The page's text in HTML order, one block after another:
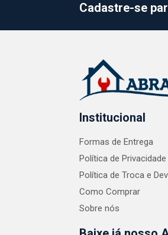
Cadastre-se
Institucional
Formas de Entrega
Política de Privacidade
Política de Troca e
Como Comprar
Sobre nós